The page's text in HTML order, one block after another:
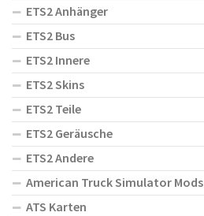
ETS2 Anhänger
ETS2 Bus
ETS2 Innere
ETS2 Skins
ETS2 Teile
ETS2 Geräusche
ETS2 Andere
American Truck Simulator Mods
ATS Karten